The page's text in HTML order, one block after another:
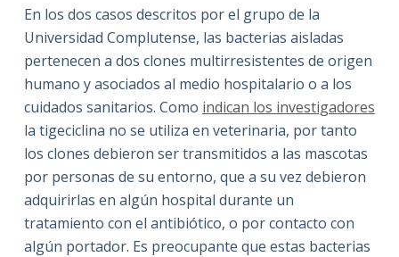
En los dos casos descritos por el grupo de la
Universidad Complutense, las bacterias aisladas
pertenecen a dos clones multirresistentes de origen
humano y asociados al medio hospitalario o a los
cuidados sanitarios. Como indican los investigadores
la tigeciclina no se utiliza en veterinaria, por tanto
los clones debieron ser transmitidos a las mascotas
por personas de su entorno, que a su vez debieron
adquirirlas en algún hospital durante un
tratamiento con el antibiótico, o por contacto con
algún portador. Es preocupante que estas bacterias